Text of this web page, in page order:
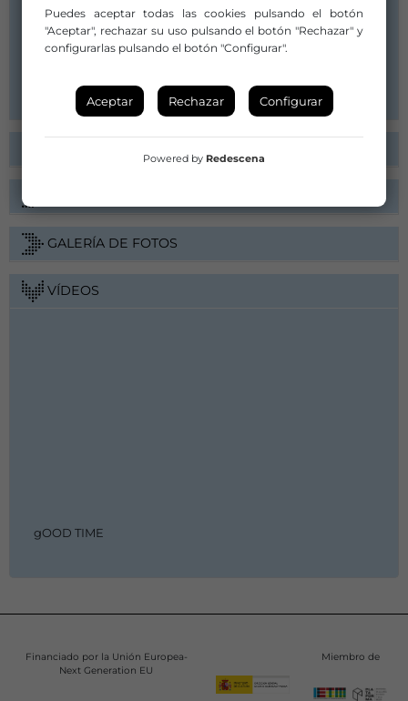
667021612
Canal de YouTube
GALERÍA DE FOTOS
VÍDEOS
gOOD TIME
Financiado por la Unión Europea-
Next Generation EU
Miembro de
Puedes aceptar todas las cookies pulsando el botón
"Aceptar", rechazar su uso pulsando el botón "Rechazar" y
configurarlas pulsando el botón "Configurar".
Aceptar Rechazar Configurar
Powered by Redescena